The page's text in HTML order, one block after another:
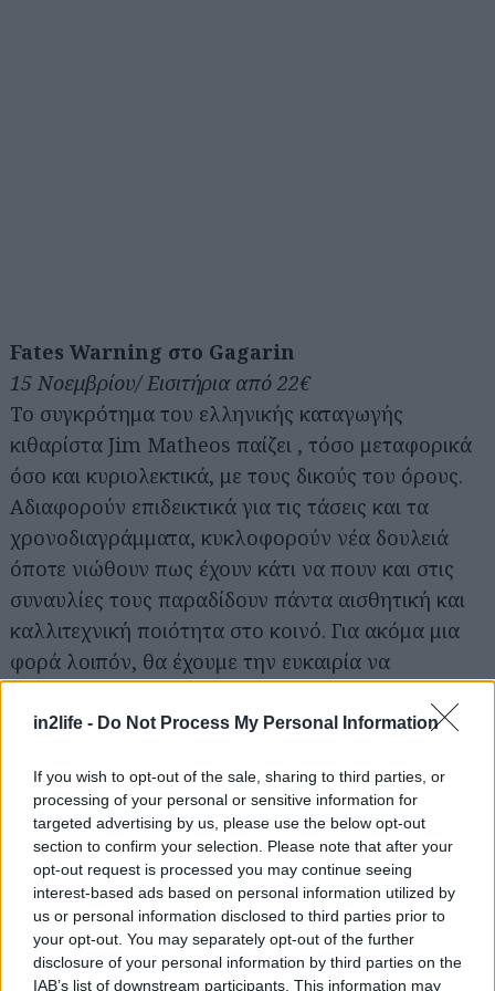
in2life - Do Not Process My Personal Information
If you wish to opt-out of the sale, sharing to third parties, or
processing of your personal or sensitive information for
targeted advertising by us, please use the below opt-out
section to confirm your selection. Please note that after your
opt-out request is processed you may continue seeing
interest-based ads based on personal information utilized by
us or personal information disclosed to third parties prior to
your opt-out. You may separately opt-out of the further
disclosure of your personal information by third parties on the
IAB’s list of downstream participants. This information may
Fates Warning στο Gagarin
15 Νοεμβρίου/ Εισιτήρια από 22€
To συγκρότημα του ελληνικής καταγωγής
κιθαρίστα Jim Matheos παίζει , τόσο μεταφορικά
όσο και κυριολεκτικά, με τους δικούς του όρους.
Αδιαφορούν επιδεικτικά για τις τάσεις και τα
χρονοδιαγράμματα, κυκλοφορούν νέα δουλειά
όποτε νιώθουν πως έχουν κάτι να πουν και στις
συναυλίες τους παραδίδουν πάντα αισθητική και
καλλιτεχνική ποιότητα στο κοινό. Για ακόμα μια
φορά λοιπόν, θα έχουμε την ευκαιρία να
την χαρακτηριστική αμεσότητά τους.